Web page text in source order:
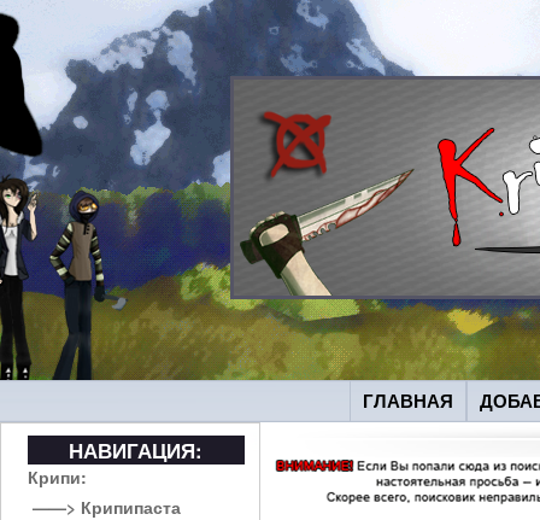
ГЛАВНАЯ
НАВИГАЦИЯ:
Крипи:
——> Крипипаста